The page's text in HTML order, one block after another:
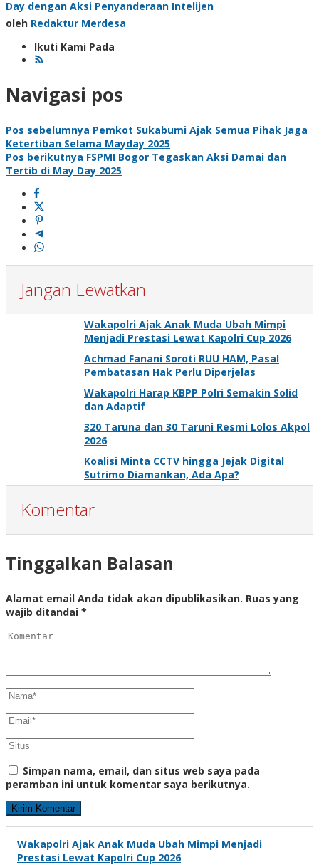
Day dengan Aksi Penyanderaan Intelijen
oleh Redaktur Merdesa
Ikuti Kami Pada
Navigasi pos
Pos sebelumnya Pemkot Sukabumi Ajak Semua Pihak Jaga
Ketertiban Selama Mayday 2025
Pos berikutnya FSPMI Bogor Tegaskan Aksi Damai dan
Tertib di May Day 2025
Jangan Lewatkan
Wakapolri Ajak Anak Muda Ubah Mimpi
Menjadi Prestasi Lewat Kapolri Cup 2026
Achmad Fanani Soroti RUU HAM, Pasal
Pembatasan Hak Perlu Diperjelas
Wakapolri Harap KBPP Polri Semakin Solid
dan Adaptif
320 Taruna dan 30 Taruni Resmi Lolos Akpol
2026
Koalisi Minta CCTV hingga Jejak Digital
Sutrimo Diamankan, Ada Apa?
Komentar
Tinggalkan Balasan
Alamat email Anda tidak akan dipublikasikan. Ruas yang
wajib ditandai *
Simpan nama, email, dan situs web saya pada
peramban ini untuk komentar saya berikutnya.
Wakapolri Ajak Anak Muda Ubah Mimpi Menjadi
Prestasi Lewat Kapolri Cup 2026